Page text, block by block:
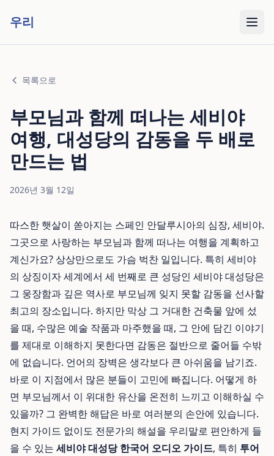
우리
목록으로
부모님과 함께 떠나는 세비야
여행, 대성당의 감동을 두 배로
만드는 법
2026년 3월 12일
따스한 햇살이 쏟아지는 스페인 안달루시아의 심장, 세비야.
그곳으로 사랑하는 부모님과 함께 떠나는 여행을 계획하고
계신가요? 상상만으로도 가슴 벅찬 일입니다. 특히 세비야
의 상징이자 세계에서 세 번째로 큰 성당인 세비야 대성당은
그 웅장함과 깊은 역사로 부모님께 잊지 못할 감동을 선사할
최고의 장소입니다. 하지만 막상 그 거대한 건축물 앞에 섰
을 때, 수많은 예술 작품과 마주했을 때, 그 안에 담긴 이야기
를 제대로 이해하지 못한다면 감동은 절반으로 줄어들 수밖
에 없습니다. 언어의 장벽은 생각보다 큰 아쉬움을 남기죠.
바로 이 지점에서 많은 분들이 고민에 빠집니다. 어떻게 하
면 부모님께서 이 위대한 유산을 온전히 느끼고 이해하실 수
있을까? 그 완벽한 해답은 바로 여러분의 손안에 있습니다.
현지 가이드 없이도 전문가의 해설을 우리말로 편안하게 들
을 수 있는 세비야 대성당 한국어 오디오 가이드, 특히 투어